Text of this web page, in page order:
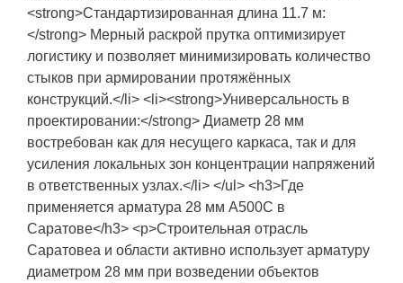
<strong>Стандартизированная длина 11.7 м:
</strong> Мерный раскрой прутка оптимизирует
логистику и позволяет минимизировать количество
стыков при армировании протяжённых
конструкций.</li> <li><strong>Универсальность в
проектировании:</strong> Диаметр 28 мм
востребован как для несущего каркаса, так и для
усиления локальных зон концентрации напряжений
в ответственных узлах.</li> </ul> <h3>Где
применяется арматура 28 мм А500С в
Саратове</h3> <p>Строительная отрасль
Саратовеа и области активно использует арматуру
диаметром 28 мм при возведении объектов